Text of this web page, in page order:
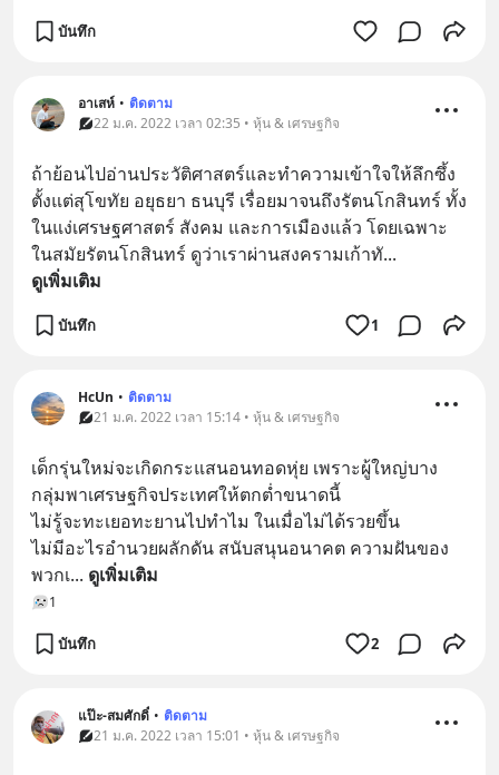
บันทึก
อาเสห์ • ติดตาม
22 ม.ค. 2022 เวลา 02:35 • หุ้น & เศรษฐกิจ
ถ้าย้อนไปอ่านประวัติศาสตร์และทำความเข้าใจให้ลึกซึ้ง
ตั้งแต่สุโขทัย อยุธยา ธนบุรี เรื่อยมาจนถึงรัตนโกสินทร์ ทั้ง
ในแง่เศรษฐศาสตร์ สังคม และการเมืองแล้ว โดยเฉพาะ
ในสมัยรัตนโกสินทร์ ดูว่าเราผ่านสงครามเก้าทั...
ดูเพิ่มเติม
บันทึก 1
HcUn • ติดตาม
21 ม.ค. 2022 เวลา 15:14 • หุ้น & เศรษฐกิจ
เด็กรุ่นใหม่จะเกิดกระแสนอนทอดหุ่ย เพราะผู้ใหญ่บาง
กลุ่มพาเศรษฐกิจประเทศให้ตกต่ำขนาดนี้
ไม่รู้จะทะเยอทะยานไปทำไม ในเมื่อไม่ได้รวยขึ้น
ไม่มีอะไรอำนวยผลักดัน สนับสนุนอนาคต ความฝันของ
พวกเ... ดูเพิ่มเติม
1
บันทึก 2
แป๊ะ-สมศักดิ์ • ติดตาม
21 ม.ค. 2022 เวลา 15:01 • หุ้น & เศรษฐกิจ